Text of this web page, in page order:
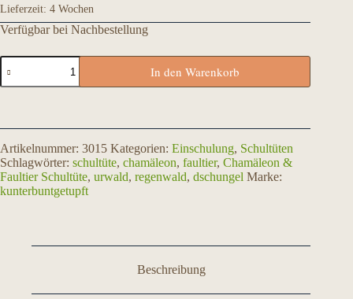
Lieferzeit: 4 Wochen
Verfügbar bei Nachbestellung
Zwerge-
Schultüte
Menge
In den Warenkorb
Artikelnummer: 3015 Kategorien: Einschulung, Schultüten
Schlagwörter: schultüte, chamäleon, faultier, Chamäleon &
Faultier Schultüte, urwald, regenwald, dschungel Marke:
kunterbuntgetupft
Beschreibung